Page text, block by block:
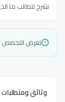
نشرح للطالب ما
نعرض التخصص
وثائق